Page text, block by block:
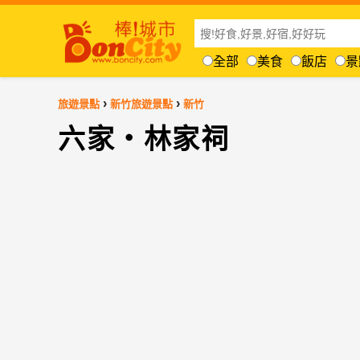
全部 美食 飯店
旅遊景點 › 新竹旅遊景點 › 新竹
六家‧林家祠